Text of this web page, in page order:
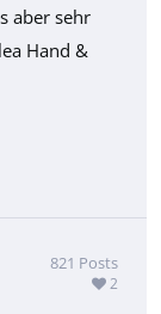
aber sehr
Hand &
821 Posts
2